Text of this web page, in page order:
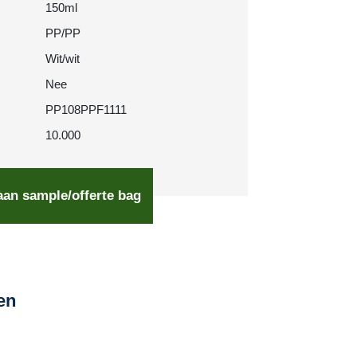
150ml
PP/PP
Wit/wit
Nee
PP108PPF1111
10.000
sample/offerte bag